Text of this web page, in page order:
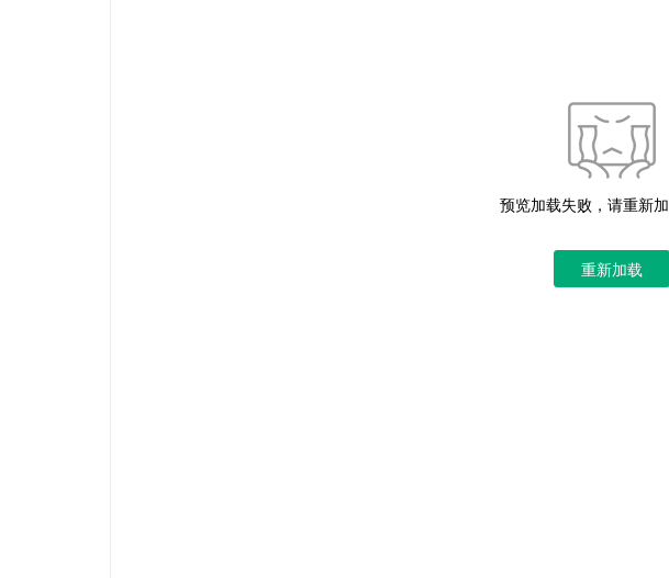
预览加载失败，请重新
重新加载